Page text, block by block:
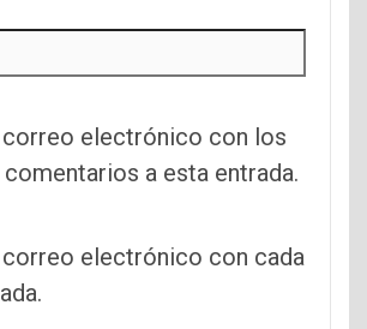
correo electrónico con los
a esta entrada.
correo electrónico con cada